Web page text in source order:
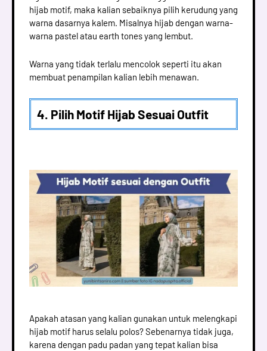
hijab motif, maka kalian sebaiknya pilih kerudung yang
warna dasarnya kalem. Misalnya hijab dengan warna-
warna pastel atau earth tones yang lembut.
Warna yang tidak terlalu mencolok seperti itu akan
membuat penampilan kalian lebih menawan.
4. Pilih Motif Hijab Sesuai Outfit
Apakah atasan yang kalian gunakan untuk melengkapi
hijab motif harus selalu polos? Sebenarnya tidak juga,
karena dengan padu padan yang tepat kalian bisa